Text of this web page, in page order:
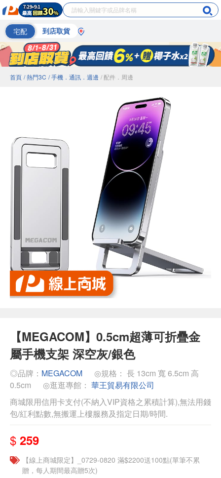
宅配 到店取貨
首頁 / 熱門3C / 手機．通訊．週邊 / 配件．周邊
【MEGACOM】0.5cm超薄可折疊金
屬手機支架 深空灰/銀色
◎品牌： MEGACOM
◎規格： 長 13cm 寬 6.5cm 高
0.5cm
◎逛逛專館： 華王貿易有限公司
商城限用信用卡支付(不納入VIP資格之累積計算),無法用錢
包/紅利點數,無搬運上樓服務及指定日期/時間.
$ 259
【線上商城限定】_0729-0820 滿$2200送100點(單筆不累
贈，每人期間最高贈5次)